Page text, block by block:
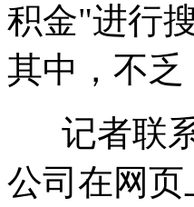
积金"进行
其中，不
记者联系
公司在网